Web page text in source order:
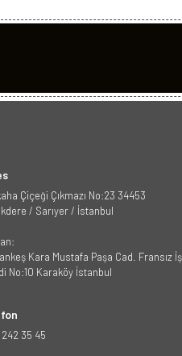
Çiçeği Çıkmazı No:23 34453
/ Sarıyer / İstanbul
Kara Mustafa Paşa Cad. Fransız İş
No:10 Karaköy İstanbul
242 35 45